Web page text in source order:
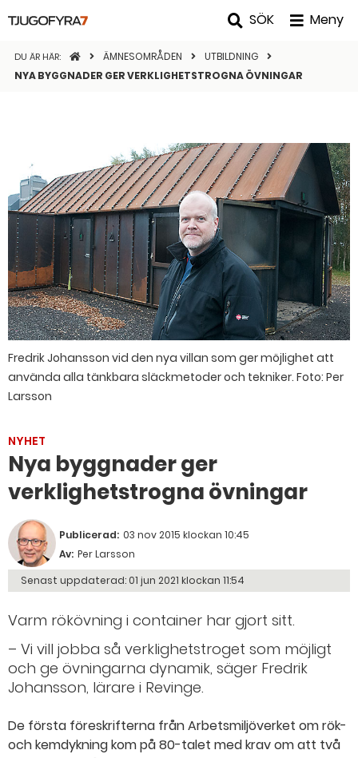
SÖK Meny
DU ÄR HÄR: STARTSIDANÄMNESOMRÅDEN
UTBILDNING
NYA BYGGNADER GER VERKLIGHETSTROGNA ÖVNINGAR
Fredrik Johansson vid den nya villan som ger möjlighet att
använda alla tänkbara släckmetoder och tekniker. Foto: Per
Larsson
NYHET
Nya byggnader ger
verklighetstrogna övningar
Publicerad: 03 nov 2015 klockan 10:45
Av: Per Larsson
Senast uppdaterad: 01 jun 2021 klockan 11:54
Varm rökövning i container har gjort sitt.
– Vi vill jobba så verklighetstroget som möjligt
och ge övningarna dynamik, säger Fredrik
Johansson, lärare i Revinge.
De första föreskrifterna från Arbetsmiljöverket om rök-
och kemdykning kom på 80-talet med krav om att två